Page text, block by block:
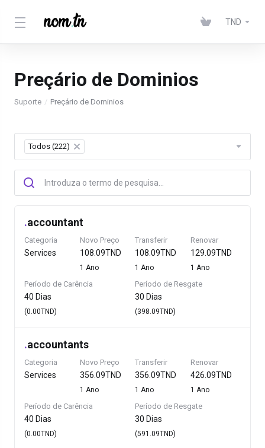
TND
Preçário de Dominios
Suporte Preçário de Dominios
Todos (222) ×
.accountant
Categoria
Services
Novo Preço
108.09TND
1 Ano
Transferir
108.09TND
1 Ano
Renovar
129.09TND
1 Ano
Período de Carência
40 Dias
(0.00TND)
Período de Resgate
30 Dias
(398.09TND)
.accountants
Categoria
Services
Novo Preço
356.09TND
1 Ano
Transferir
356.09TND
1 Ano
Renovar
426.09TND
1 Ano
Período de Carência
40 Dias
(0.00TND)
Período de Resgate
30 Dias
(591.09TND)